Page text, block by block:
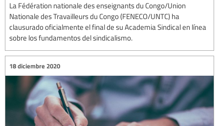
La Fédération nationale des enseignants du Congo/Union
Nationale des Travailleurs du Congo (FENECO/UNTC) ha
clausurado oficialmente el final de su Academia Sindical en línea
sobre los fundamentos del sindicalismo.
18 diciembre 2020